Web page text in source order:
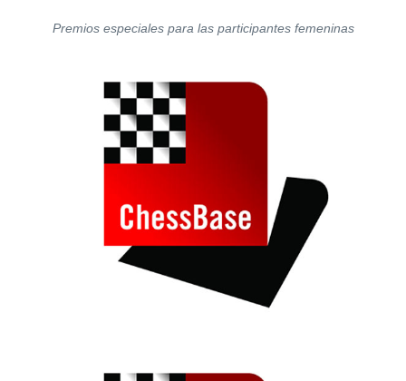
Premios especiales para las participantes femeninas